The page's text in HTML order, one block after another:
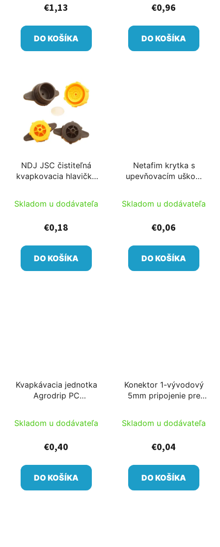
€1,13
DO KOŠÍKA
€0,96
DO KOŠÍKA
NDJ JSC čistiteľná
kvapkovacia hlavička
Skladom u dodávateľa
€0,18
DO KOŠÍKA
Netafim krytka s
upevňovacím uškom
Skladom u dodávateľa
€0,06
DO KOŠÍKA
Kvapkávacia jednotka
Agrodrip PC
5/3 cső fehér
kétrétegű csővel
Skladom u dodávateľa
€0,40
DO KOŠÍKA
Konektor 1-vývodový
5mm pripojenie pre
Skladom u dodávateľa
€0,04
DO KOŠÍKA